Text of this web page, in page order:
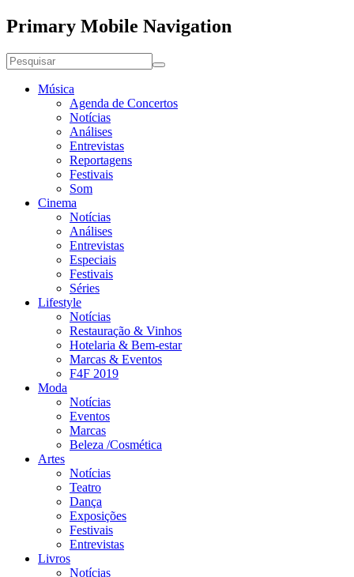
Primary Mobile Navigation
Música
Agenda de Concertos
Notícias
Análises
Entrevistas
Reportagens
Festivais
Som
Cinema
Notícias
Análises
Entrevistas
Especiais
Festivais
Séries
Lifestyle
Notícias
Restauração & Vinhos
Hotelaria & Bem-estar
Marcas & Eventos
F4F 2019
Moda
Notícias
Eventos
Marcas
Beleza /Cosmética
Artes
Notícias
Teatro
Dança
Exposições
Festivais
Entrevistas
Livros
Notícias